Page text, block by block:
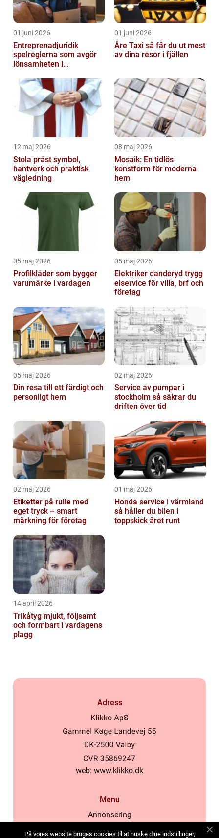
01 juni 2026
Entreprenadjuridik
spelreglerna som avgör
lönsamheten i
01 juni 2026
Åre Taxi så får du ut mest
av dina resor i fjällen
12 maj 2026
Stola präst symbol,
hantverk och praktisk
vägledning
08 maj 2026
Mosaik: En tidlös
konstform för moderna
hem
05 maj 2026
Profilkläder som bygger
varumärke i vardagen
05 maj 2026
Elektriker danderyd trygg
elservice för villa, brf och
företag
05 maj 2026
Din resa till ett färdigt och
personligt hem
02 maj 2026
Service av pumpar i
stockholm så säkrar du
driften över tid
02 maj 2026
Etiketter på rulle med
eget tryck – smart
märkning för företag
01 maj 2026
Honda service i värmland
så håller du bilen i
toppskick året runt
14 april 2026
Trikåtyg mjukt, följsamt
och formbart i vardagens
plagg
Adress
web: www.klikko.dk
Menu
Annonsering
På vores website bruges cookies til at huske dine indstillinger,